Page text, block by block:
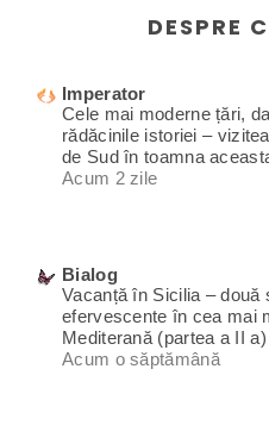
DESPRE
Imperator
Cele mai moderne țări,
rădăcinile istoriei –
de Sud în toamna
Acum 2 zile
Bialog
Vacanță în Sicilia – două
efervescente în cea mai
Mediterană (partea a II a)
Acum o săptămână